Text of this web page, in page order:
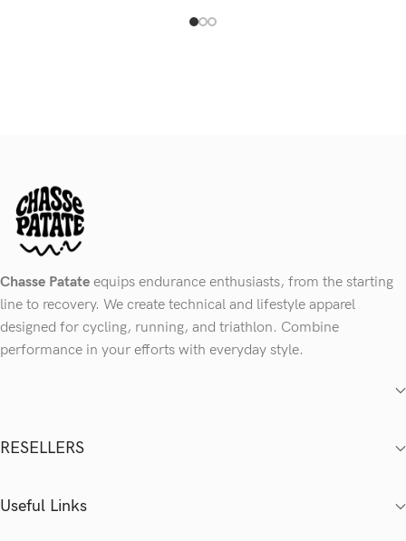
Chasse Patate equips endurance enthusiasts, from the starting
line to recovery. We create technical and lifestyle apparel
designed for cycling, running, and triathlon. Combine
performance in your efforts with everyday style.
RESELLERS
Useful Links